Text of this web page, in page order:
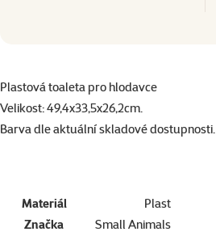
superzoo.product.detail.content
Plastová toaleta pro hlodavce
Velikost: 49,4x33,5x26,2cm.
Barva dle aktuální skladové dostupnosti.
Materiál
Plast
Značka
Small Animals